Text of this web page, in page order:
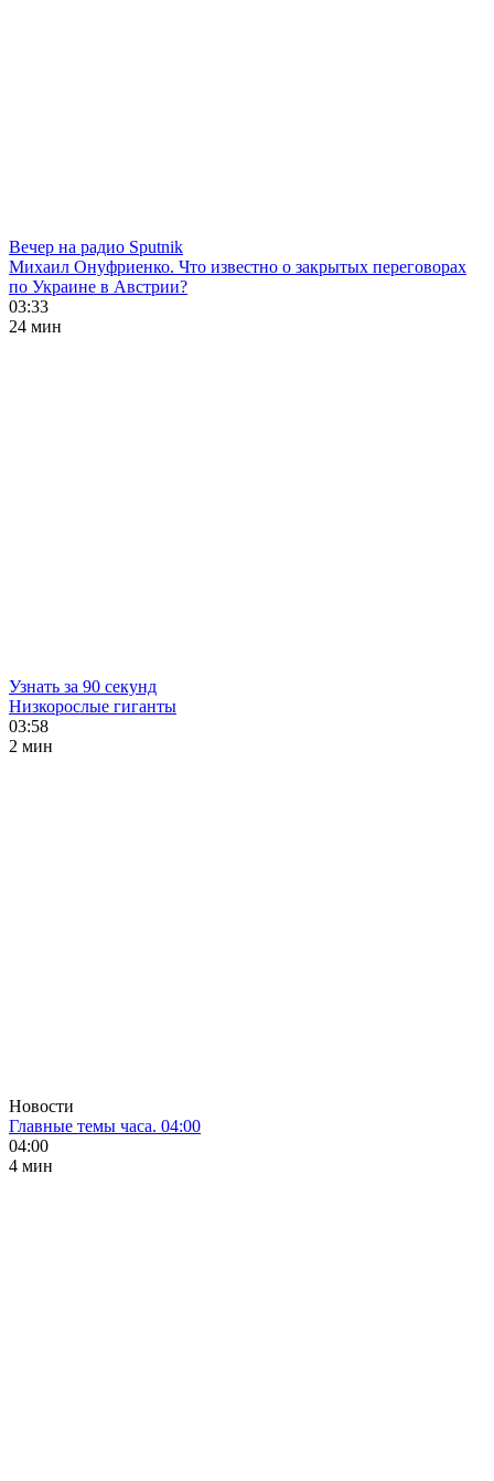
Вечер на радио Sputnik
Михаил Онуфриенко. Что известно о закрытых переговорах
по Украине в Австрии?
03:33
24 мин
Узнать за 90 секунд
Низкорослые гиганты
03:58
2 мин
Новости
Главные темы часа. 04:00
04:00
4 мин